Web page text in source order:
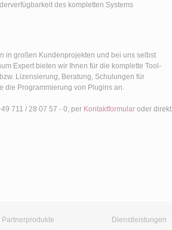
des kompletten Systems
in großen Kundenprojekten und bei uns selbst
Expert bieten wir Ihnen für die komplette Tool-
Lizensierung, Beratung, Schulungen für
die Programmierung von Plugins an.
711 / 28 07 57 - 0, per Kontaktformular oder direkt
Partnerprodukte Dienstleistungen